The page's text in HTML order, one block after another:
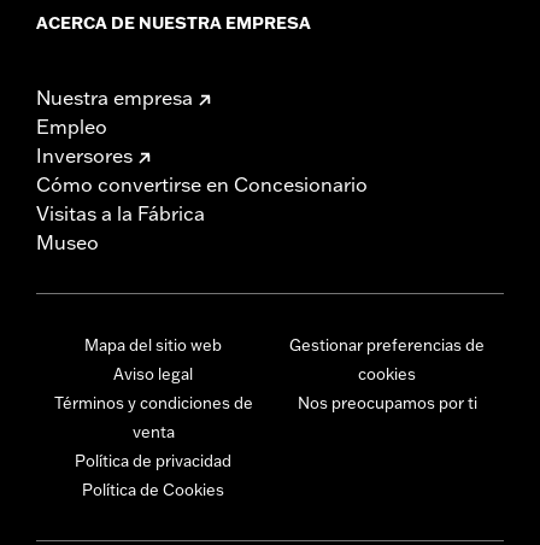
ACERCA DE NUESTRA EMPRESA
Nuestra empresa
Empleo
Inversores
Cómo convertirse en Concesionario
Visitas a la Fábrica
Museo
Mapa del sitio web
Aviso legal
Términos y condiciones de
venta
Política de privacidad
Política de Cookies
Gestionar preferencias de
cookies
Nos preocupamos por ti